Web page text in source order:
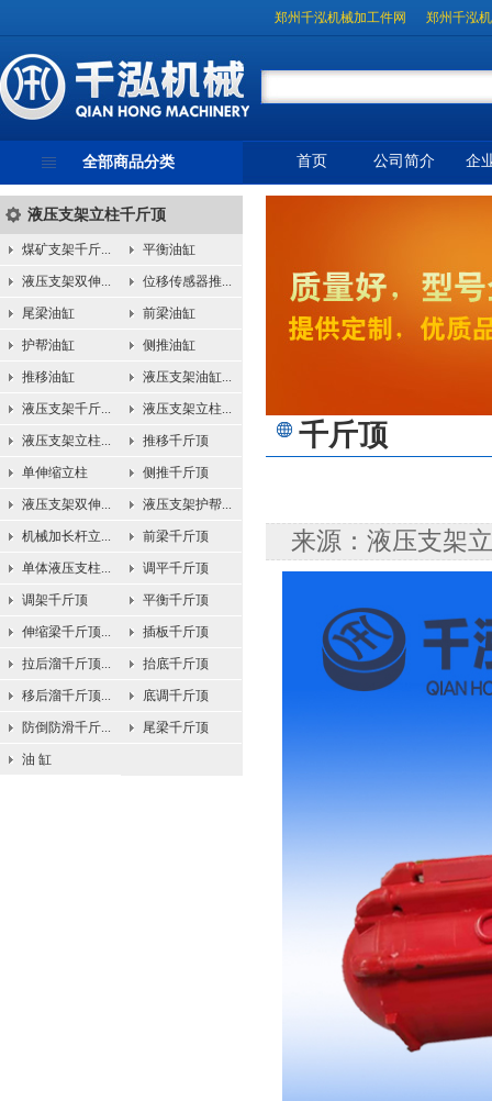
郑州千泓机械加工件网 郑州千泓
全部商品分类
液压支架立柱千斤顶
煤矿支架千斤... 平衡油缸
液压支架双伸... 位移传感器推...
尾梁油缸 前梁油缸
护帮油缸 侧推油缸
推移油缸 液压支架油缸...
液压支架千斤... 液压支架立柱...
液压支架立柱... 推移千斤顶
单伸缩立柱 侧推千斤顶
液压支架双伸... 液压支架护帮...
机械加长杆立... 前梁千斤顶
单体液压支柱... 调平千斤顶
调架千斤顶 平衡千斤顶
伸缩梁千斤顶... 插板千斤顶
拉后溜千斤顶... 抬底千斤顶
移后溜千斤顶... 底调千斤顶
防倒防滑千斤... 尾梁千斤顶
油 缸
首页 公司简介 企
千斤顶
来源：液压支架